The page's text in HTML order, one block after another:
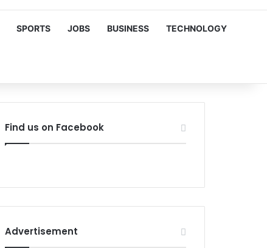
SPORTS JOBS BUSINESS TECHNOLOGY
Find us on Facebook
Advertisement